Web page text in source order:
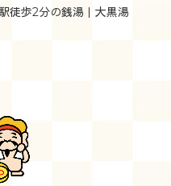
徒歩2分の銭湯｜大黒湯